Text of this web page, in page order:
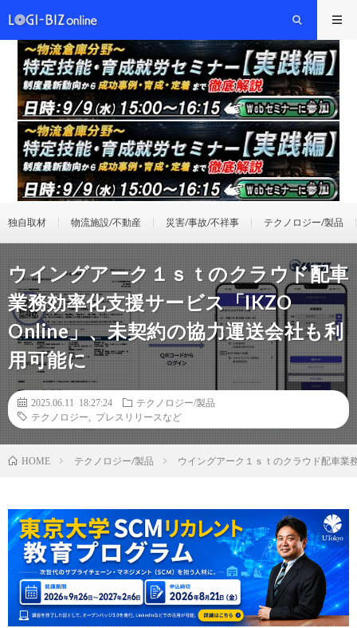
独自取材 物流施設/不動産 災害/事故/不祥事 テクノロジー/製品
ウイングアーク１ｓｔのクラウド配車
業務効率化支援サービス「IKZO
Online」、未契約の協力運送会社も利
用可能に
2025.06.11 18:27:24
テクノロジー/製品
テクノロジー
プレスリリースなど
HOME テクノロジー/製品 ウイングアーク１ｓｔのクラウド配車業